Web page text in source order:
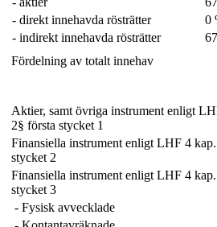
- direkt innehavda rösträtter
0
- indirekt innehavda rösträtter
Fördelning av totalt innehav
Aktier, samt övriga instrument enligt
2§ första stycket 1
Finansiella instrument enligt LHF 4
stycket 2
Finansiella instrument enligt LHF 4
stycket 3
- Fysisk avvecklade